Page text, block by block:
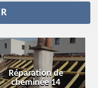
Réparation de
cheminée 14